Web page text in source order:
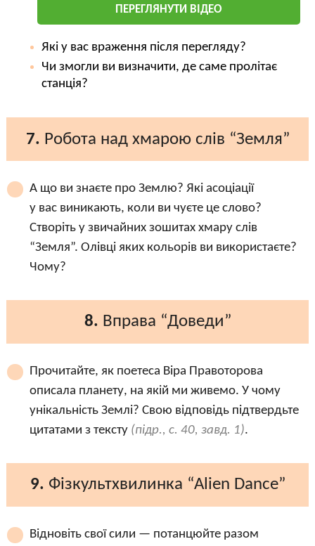
ПЕРЕГЛЯНУТИ ВІДЕО
Які у вас враження після перегляду?
Чи змогли ви визначити, де саме пролітає
станція?
7. Робота над хмарою слів “Земля”
А що ви знаєте про Землю? Які асоціації
у вас виникають, коли ви чуєте це слово?
Створіть у звичайних зошитах хмару слів
“Земля”. Олівці яких кольорів ви використаєте?
Чому?
8. Вправа “Доведи”
Прочитайте, як поетеса Віра Правоторова
описала планету, на якій ми живемо. У чому
унікальність Землі? Свою відповідь підтвердьте
цитатами з тексту (підр., с. 40, завд. 1).
9. Фізкультхвилинка “Alien Dance”
Відновіть свої сили — потанцюйте разом